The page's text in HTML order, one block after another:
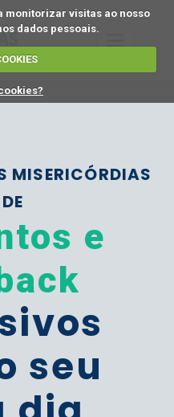
monitorizar visitas ao nosso
dados pessoais.
MISERICÓRDIAS
e
seu